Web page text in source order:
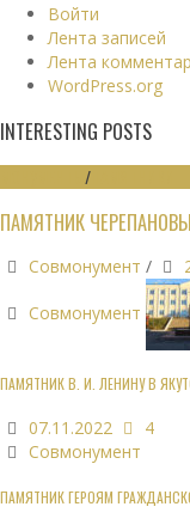
Войти
Лента записей
Лента
WordPress.org
INTERESTING POSTS
/
ПАМЯТНИК
Совмонумент /
Совмонумент
ПАМЯТНИК В. И. ЛЕНИНУ В
07.11.2022
4
Совмонумент
ПАМЯТНИК ГЕРОЯМ